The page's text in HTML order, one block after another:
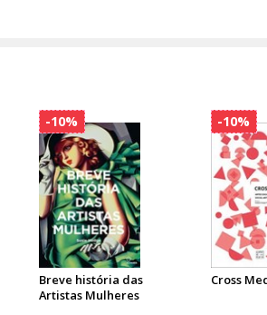
Breve história das
Artistas Mulheres
-10%
Cross
-10%